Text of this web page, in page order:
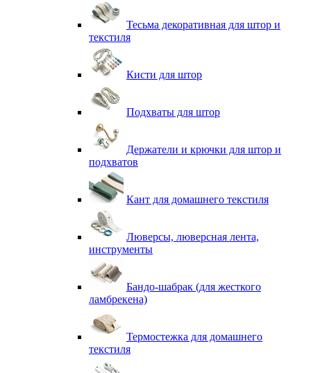
Тесьма декоративная для штор и
текстиля
Кисти для штор
Подхваты для штор
Держатели и крючки для штор и
подхватов
Кант для домашнего текстиля
Люверсы, люверсная лента,
инструменты
Бандо-шабрак (для жесткого
ламбрекена)
Термостежка для домашнего
текстиля